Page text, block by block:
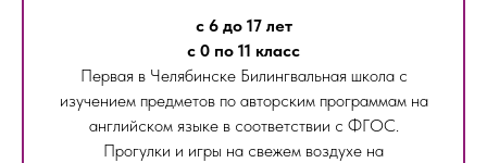
с 6 до 17 лет
с 0 по 11 класс
Первая в Челябинске Билингвальная школа с
изучением предметов по авторским программам на
английском языке в соответствии с ФГОС.
Прогулки и игры на свежем воздухе на